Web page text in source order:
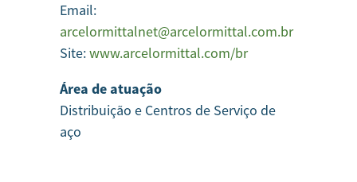
Email:
arcelormittalnet@arcelormittal.com.br
Site:www.arcelormittal.com/br
Área de atuação
Distribuição e Centros de Serviço de
aço